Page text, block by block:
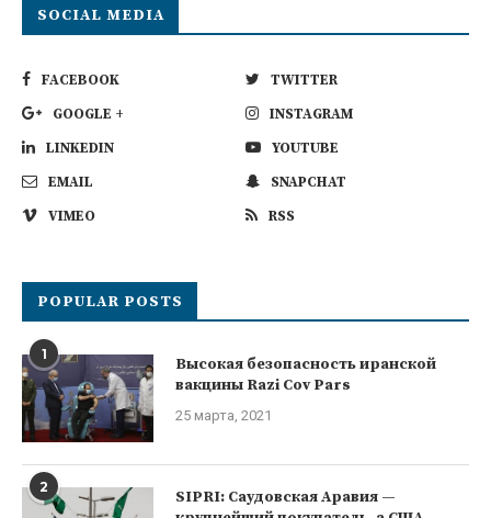
SOCIAL MEDIA
FACEBOOK
TWITTER
GOOGLE +
INSTAGRAM
LINKEDIN
YOUTUBE
EMAIL
SNAPCHAT
VIMEO
RSS
POPULAR POSTS
1
Высокая безопасность иранской
вакцины Razi Cov Pars
25 марта, 2021
2
SIPRI: Саудовская Аравия —